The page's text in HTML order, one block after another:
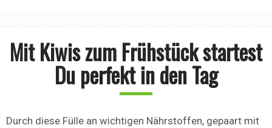
Mit Kiwis zum Frühstück startest
Du perfekt in den Tag
Durch diese Fülle an wichtigen Nährstoffen, gepaart mit